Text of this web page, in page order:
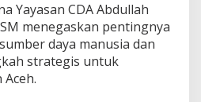
Yayasan CDA Abdullah
menegaskan pentingnya
daya manusia dan
strategis untuk